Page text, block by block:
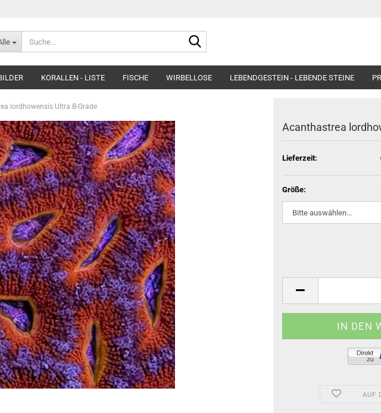
KORALLEN - LISTE FISCHE WIRBELLOSE LEBENDGESTEIN - LEBENDE STEINE
lordhowensis Ultra B-Grade
Acanthastrea
Lieferzeit:
Größe:
AUF